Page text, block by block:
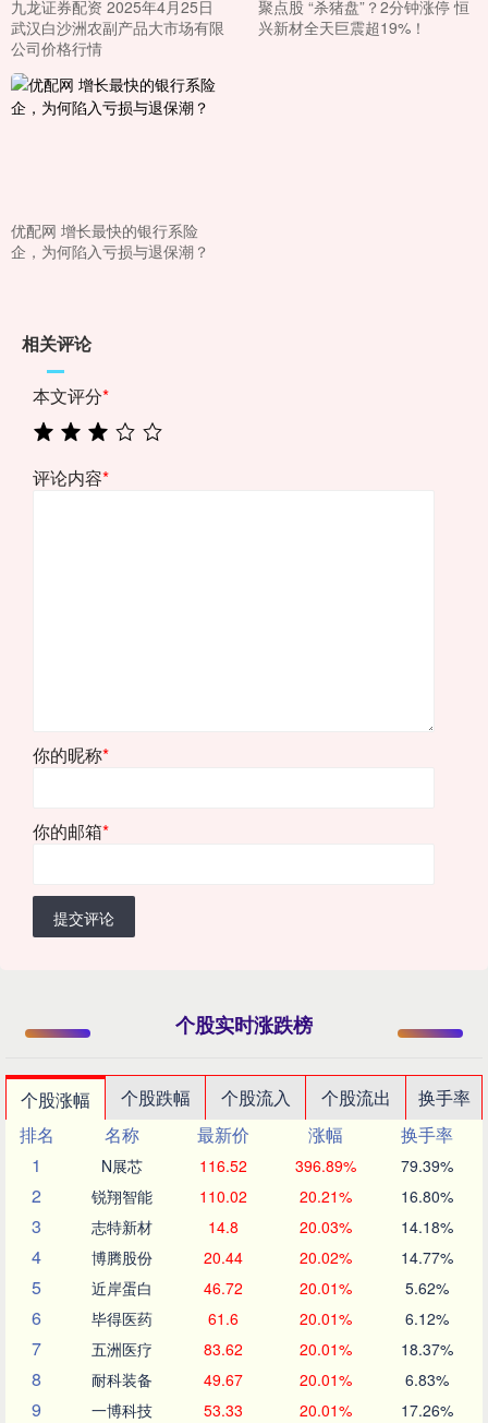
九龙证券配资 2025年4月25日
武汉白沙洲农副产品大市场有限
公司价格行情
聚点股 “杀猪盘”？2分钟涨停 恒
兴新材全天巨震超19%！
优配网 增长最快的银行系险
企，为何陷入亏损与退保潮？
相关评论
本文评分*
评论内容*
你的昵称*
你的邮箱*
提交评论
个股实时涨跌榜
个股涨幅 个股跌幅 个股流入 个股流出
换手率
排名
名称 最新价 涨幅
换手率
1
N展芯 116.52 396.89% 79.39%
2 锐翔智能 110.02 20.21% 16.80%
3 志特新材 14.8 20.03% 14.18%
4 博腾股份 20.44 20.02% 14.77%
5 近岸蛋白 46.72 20.01% 5.62%
6 毕得医药 61.6 20.01% 6.12%
7 五洲医疗 83.62 20.01% 18.37%
8 耐科装备 49.67 20.01% 6.83%
9 一博科技 53.33 20.01% 17.26%